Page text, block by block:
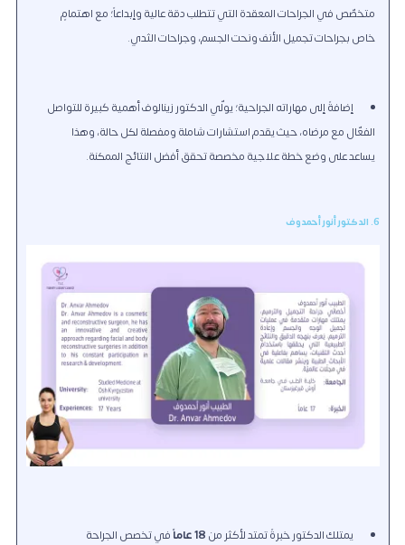
متخصّص في الجراحات المعقدة التي تتطلب دقة عالية وإبداعاً؛ مع اهتمامٍ
خاص بجراحات تجميل الأنف ونحت الجسم، وجراحات الثدي.
إضافةً إلى مهاراته الجراحية؛ يولّي الدكتور زينالوف أهمية كبيرة للتواصل
الفعّال مع مرضاه، حيث يقدم استشارات شاملة ومفصلة لكل حالة، وهذا
يساعد على وضع خطة علاجية مخصصة تحقق أفضل النتائج الممكنة.
6. الدكتور أنور أحمدوف
يمتلك الدكتور خبرةً تمتد لأكثر من18 عاماً
في تخصص الجراحة